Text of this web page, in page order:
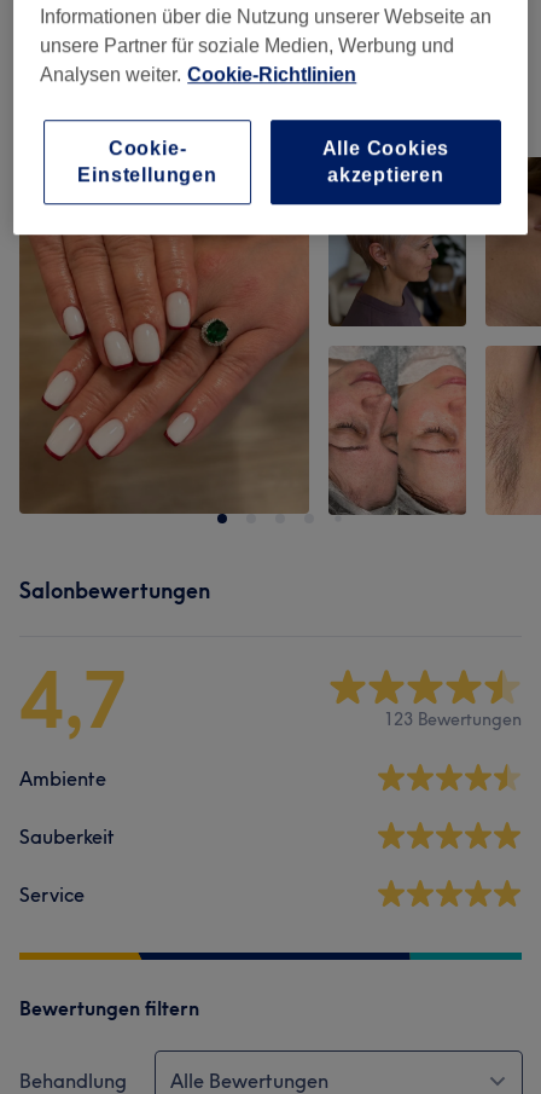
Haarkuren & Pflege (2) ab 60 €
Unsere Arbeit
Bild anklicken für weitere Details
Salonbewertungen
4,7 123 Bewertungen
Ambiente
Sauberkeit
Service
Bewertungen filtern
Behandlung Alle Bewertungen
Informationen über die Nutzung unserer Webseite an
unsere Partner für soziale Medien, Werbung und
Analysen weiter. Cookie-Richtlinien
Cookie-
Einstellungen
Alle Cookies
akzeptieren